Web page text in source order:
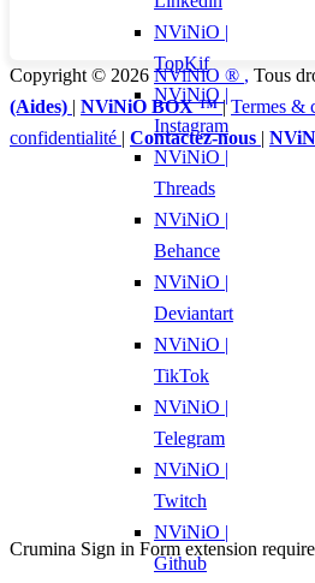
Copyright © 2026 NViNiO ® , Tous
(Aides) | NViNiO BOX ™|Termes &
confidentialité | Contactez-nous |
Crumina Sign in Form extension
NViNiO |
TopKif
NViNiO |
Instagram
NViNiO |
Threads
NViNiO |
Behance
NViNiO |
Deviantart
NViNiO |
TikTok
NViNiO |
Telegram
NViNiO |
Twitch
NViNiO |
Github